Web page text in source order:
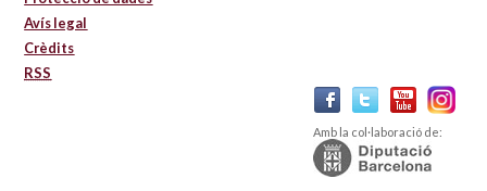
Avís legal
Crèdits
RSS
Amb la col·laboració de: